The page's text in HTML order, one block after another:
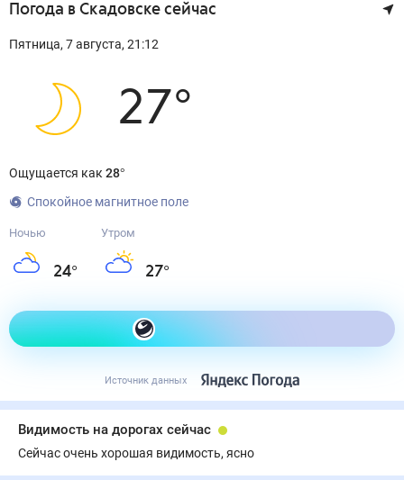
Погода в Скадовске сейчас
Пятница, 7августа, 21:12
27°
Ощущается как 28°
Спокойное магнитное поле
Ночью
24°
Утром
27°
Как одеться сегодня
Источник данных
Видимость на дорогах сейчас
Сейчас очень хорошая видимость, ясно